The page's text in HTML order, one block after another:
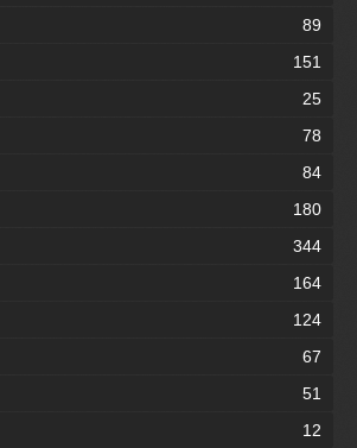
89
151
25
78
84
180
344
164
124
67
51
12